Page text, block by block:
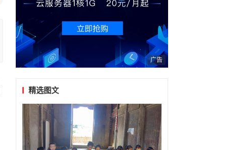
广告
精选图文